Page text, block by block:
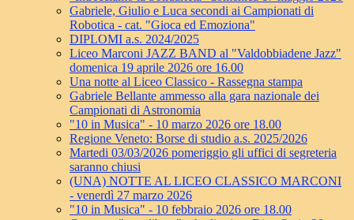
Gabriele, Giulio e Luca secondi ai Campionati di
Robotica - cat. "Gioca ed Emoziona"
DIPLOMI a.s. 2024/2025
Liceo Marconi JAZZ BAND al "Valdobbiadene Jazz"
domenica 19 aprile 2026 ore 16.00
Una notte al Liceo Classico - Rassegna stampa
Gabriele Bellante ammesso alla gara nazionale dei
Campionati di Astronomia
"10 in Musica" - 10 marzo 2026 ore 18.00
Regione Veneto: Borse di studio a.s. 2025/2026
Martedi 03/03/2026 pomeriggio gli uffici di segreteria
saranno chiusi
(UNA) NOTTE AL LICEO CLASSICO MARCONI
- venerdì 27 marzo 2026
"10 in Musica" - 10 febbraio 2026 ore 18.00